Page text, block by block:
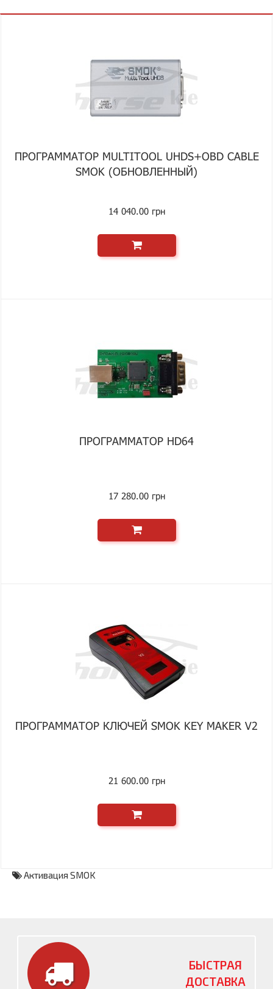
ПРОГРАММАТОР MULTITOOL UHDS+OBD CABLE
SMOK (ОБНОВЛЕННЫЙ)
14 040.00 грн
ПРОГРАММАТОР HD64
17 280.00 грн
ПРОГРАММАТОР КЛЮЧЕЙ SMOK KEY MAKER V2
21 600.00 грн
Активация SMOK
БЫСТРАЯ
ДОСТАВКА